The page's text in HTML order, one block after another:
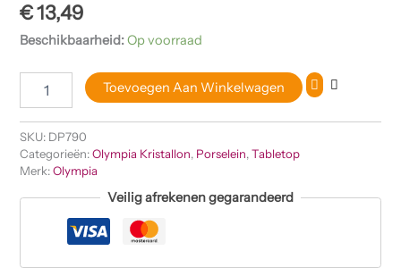
€13,49
Beschikbaarheid:Op voorraad
Toevoegen Aan Winkelwagen
SKU: DP790
Categorieën:Olympia Kristallon, Porselein,Tabletop
Merk:Olympia
Veilig afrekenen gegarandeerd